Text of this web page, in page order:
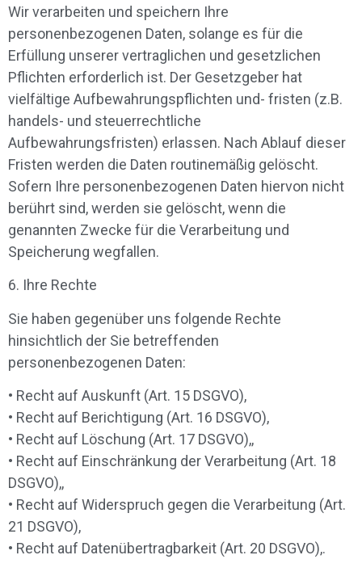
Wir verarbeiten und speichern Ihre
personenbezogenen Daten, solange es für die
Erfüllung unserer vertraglichen und gesetzlichen
Pflichten erforderlich ist. Der Gesetzgeber hat
vielfältige Aufbewahrungspflichten und- fristen (z.B.
handels- und steuerrechtliche
Aufbewahrungsfristen) erlassen. Nach Ablauf dieser
Fristen werden die Daten routinemäßig gelöscht.
Sofern Ihre personenbezogenen Daten hiervon nicht
berührt sind, werden sie gelöscht, wenn die
genannten Zwecke für die Verarbeitung und
Speicherung wegfallen.
6. Ihre Rechte
Sie haben gegenüber uns folgende Rechte
hinsichtlich der Sie betreffenden
personenbezogenen Daten:
• Recht auf Auskunft (Art. 15 DSGVO),
• Recht auf Berichtigung (Art. 16 DSGVO),
• Recht auf Löschung (Art. 17 DSGVO),,
• Recht auf Einschränkung der Verarbeitung (Art. 18
DSGVO),,
• Recht auf Widerspruch gegen die Verarbeitung (Art.
21 DSGVO),
• Recht auf Datenübertragbarkeit (Art. 20 DSGVO),.